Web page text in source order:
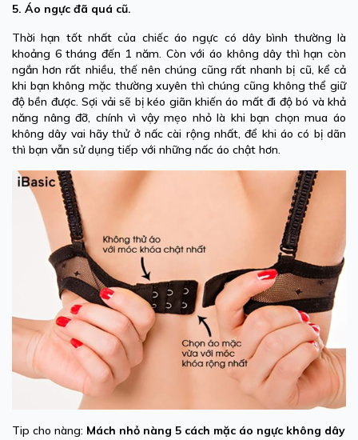
5. Áo ngực đã quá cũ.
Thời hạn tốt nhất của chiếc áo ngực có dây bình thường là
khoảng 6 tháng đến 1 năm. Còn với áo không dây thì hạn còn
ngắn hơn rất nhiều, thế nên chúng cũng rất nhanh bị cũ, kể cả
khi bạn không mặc thường xuyên thì chúng cũng không thể giữ
độ bền được. Sợi vải sẽ bị kéo giãn khiến áo mất đi độ bó và khả
năng nâng đỡ, chính vì vậy mẹo nhỏ là khi bạn chọn mua áo
không dây vai hãy thử ở nấc cài rộng nhất, để khi áo có bị dãn
thì bạn vẫn sử dụng tiếp với những nấc áo chật hơn.
Tip cho nàng: Mách nhỏ nàng 5 cách mặc áo ngực không dây